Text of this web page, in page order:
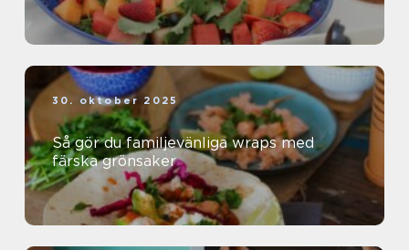
30. oktober 2025
Så gör du familjevänliga wraps med
färska grönsaker